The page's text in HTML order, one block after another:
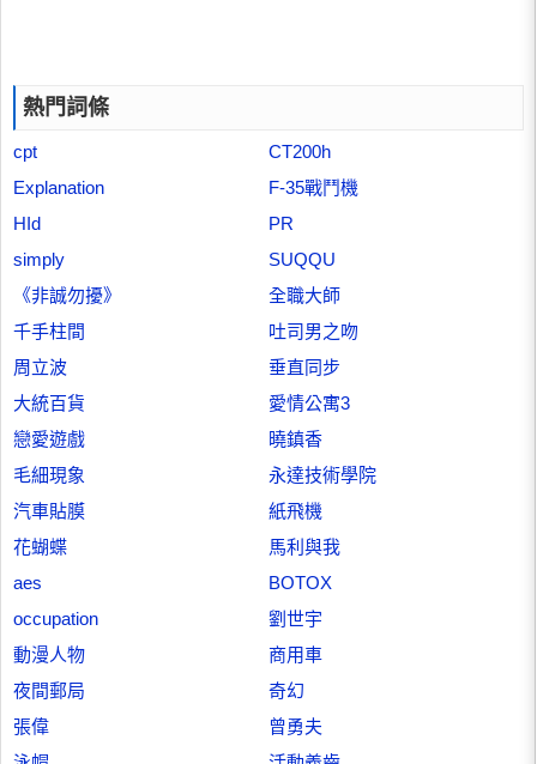
熱門詞條
cpt
CT200h
Explanation
F-35戰鬥機
HId
PR
simply
SUQQU
《非誠勿擾》
全職大師
千手柱間
吐司男之吻
周立波
垂直同步
大統百貨
愛情公寓3
戀愛遊戲
曉鎮香
毛細現象
永達技術學院
汽車貼膜
紙飛機
花蝴蝶
馬利與我
aes
BOTOX
occupation
劉世宇
動漫人物
商用車
夜間郵局
奇幻
張偉
曾勇夫